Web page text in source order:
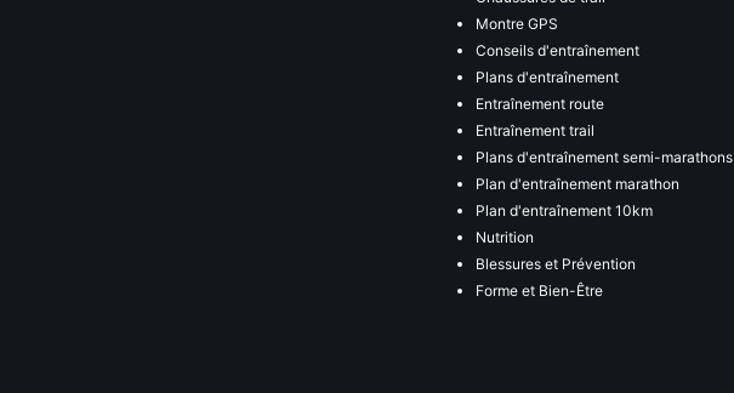
Montre GPS
Conseils d'entraînement
Plans d'entraînement
Entraînement route
Entraînement trail
Plans d'entraînement semi-marathons
Plan d'entraînement marathon
Plan d'entraînement 10km
Nutrition
Blessures et Prévention
Forme et Bien-Être